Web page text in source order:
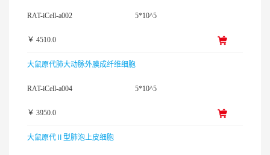
RAT-iCell-a002 5*10^5
￥ 4510.0
大鼠原代肺大动脉外膜成纤维细胞
RAT-iCell-a004 5*10^5
￥ 3950.0
大鼠原代Ⅱ型肺泡上皮细胞